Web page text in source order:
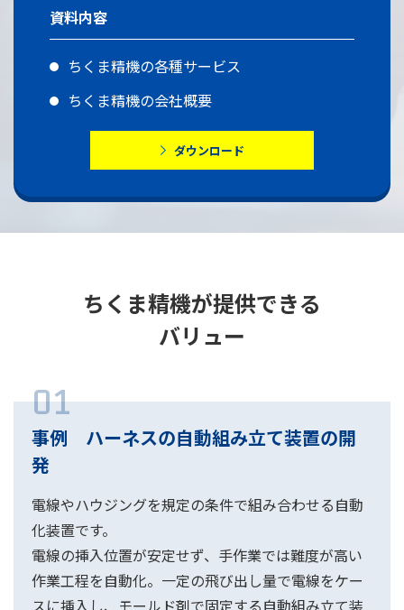
資料内容
ちくま精機の各種サービス
ちくま精機の会社概要
ダウンロード
ちくま精機が提供できる
バリュー
01
事例 ハーネスの自動組み立て装置の開
発
電線やハウジングを規定の条件で組み合わせる自動
化装置です。
電線の挿入位置が安定せず、手作業では難度が高い
作業工程を自動化。一定の飛び出し量で電線をケー
スに挿入し、モールド剤で固定する自動組み立て装